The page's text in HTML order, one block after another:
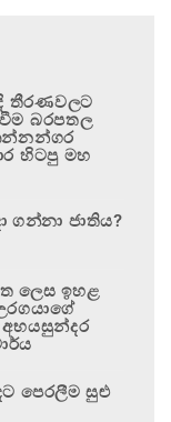
තීරණවලට
බරපතල
හිටපු මහ
ගන්නා ජාතිය?
ලෙස ඉහළ
අභයසුන්දර
පෙරලීම සුළු